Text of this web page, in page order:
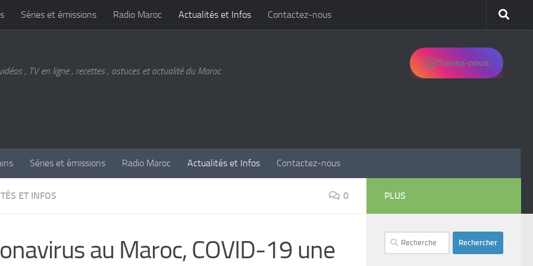
Séries et émissions Radio Maroc Actualités et Infos Contactez-nous
, TV en ligne , recettes , astuces et actualité du Maroc
Suivez-nous
Séries et émissions Radio Maroc Actualités et Infos Contactez-nous
ET INFOS 0
au Maroc, COVID-19 une
PLUS
Rechercher :